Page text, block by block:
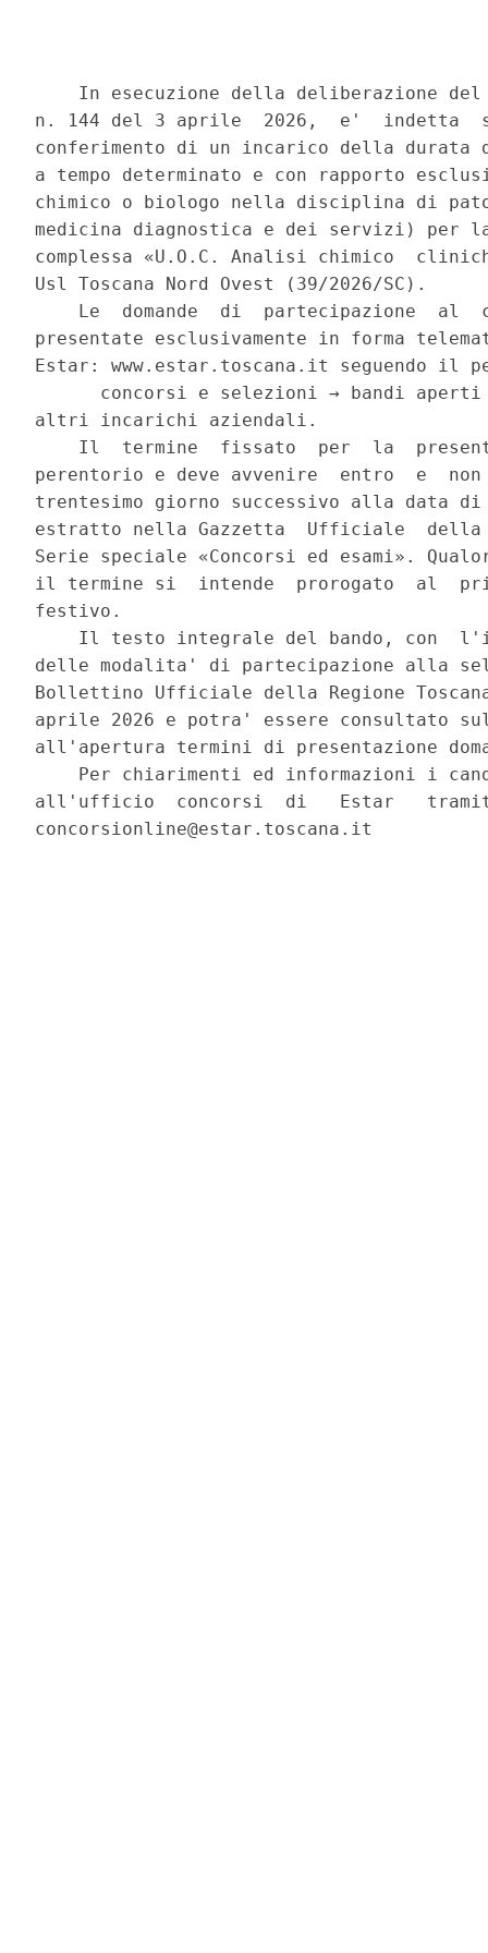
In esecuzione della deliberazione
n. 144 del 3 aprile  2026,  e'  indetta
conferimento di un incarico della
a tempo determinato e con rapporto
chimico o biologo nella disciplina di
medicina diagnostica e dei servizi) per
complessa «U.O.C. Analisi chimico
Usl Toscana Nord Ovest (39/2026/SC).
Le  domande  di  partecipazione  al
presentate esclusivamente in forma
Estar: www.estar.toscana.it seguendo il
concorsi e selezioni → bandi
altri incarichi aziendali.
Il  termine  fissato  per  la
perentorio e deve avvenire  entro  e
trentesimo giorno successivo alla data
estratto nella Gazzetta  Ufficiale
Serie speciale «Concorsi ed esami».
il termine si  intende  prorogato  al
festivo.
Il testo integrale del bando, con
delle modalita' di partecipazione alla
Bollettino Ufficiale della Regione
aprile 2026 e potra' essere consultato
all'apertura termini di presentazione
Per chiarimenti ed informazioni i
all'ufficio  concorsi  di   Estar
concorsionline@estar.toscana.it